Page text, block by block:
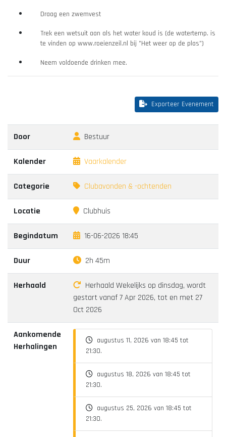
Draag een zwemvest
Trek een wetsuit aan als het water koud is (de watertemp. is
te vinden op www.roeienzeil.nl bij "Het weer op de plas")
Neem voldoende drinken mee.
Exporteer Evenement
Door Bestuur
Kalender Vaarkalender
Categorie Clubavonden & -ochtenden
Locatie Clubhuis
Begindatum 16-06-2026 18:45
Duur 2h 45m
Herhaald
Herhaald Wekelijks op dinsdag, wordt
gestart vanaf 7 Apr 2026, tot en met 27
Oct 2026
Aankomende
Herhalingen
augustus 11, 2026 van 18:45 tot
21:30.
augustus 18, 2026 van 18:45 tot
21:30.
augustus 25, 2026 van 18:45 tot
21:30.